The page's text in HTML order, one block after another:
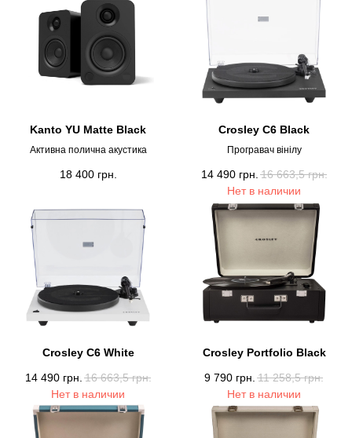
Kanto YU Matte Black
Активна полична акустика
18 400 грн.
Crosley C6 Black
Програвач вінілу
14 490 грн. 16 663,5 грн.
Нет в наличии
Crosley C6 White
14 490 грн. 16 663,5 грн.
Нет в наличии
Crosley Portfolio Black
9 790 грн. 11 258,5 грн.
Нет в наличии